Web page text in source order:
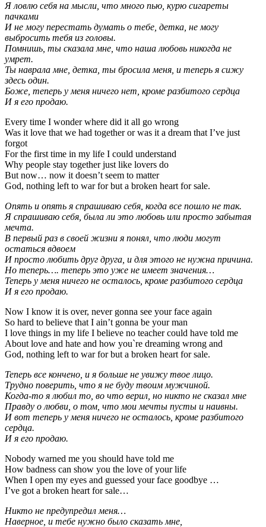
Я ловлю себя на мысли, что много пью, курю сигареты
пачками
И не могу перестать думать о тебе, детка, не могу
выбросить тебя из головы.
Помнишь, ты сказала мне, что наша любовь никогда не
умрет.
Ты наврала мне, детка, ты бросила меня, и теперь я сижу
здесь один.
Боже, теперь у меня ничего нет, кроме разбитого сердца
И я его продаю.
Every time I wonder where did it all go wrong
Was it love that we had together or was it a dream that I’ve just
forgot
For the first time in my life I could understand
Why people stay together just like lovers do
But now… now it doesn’t seem to matter
God, nothing left to war for but a broken heart for sale.
Опять и опять я спрашиваю себя, когда все пошло не так.
Я спрашиваю себя, была ли это любовь или просто забытая
мечта.
В первый раз в своей жизни я понял, что люди могут
остаться вдвоем
И просто любить друг друга, и для этого не нужна причина.
Но теперь…. теперь это уже не имеет значения…
Теперь у меня ничего не осталось, кроме разбитого сердца
И я его продаю.
Now I know it is over, never gonna see your face again
So hard to believe that I ain’t gonna be your man
I love things in my life I believe no teacher could have told me
About love and hate and how you`re dreaming wrong and
God, nothing left to war for but a broken heart for sale.
Теперь все кончено, и я больше не увижу твое лицо.
Трудно поверить, что я не буду твоим мужчиной.
Когда-то я любил то, во что верил, но никто не сказал мне
Правду о любви, о том, что мои мечты пусты и наивны.
И вот теперь у меня ничего не осталось, кроме разбитого
сердца.
И я его продаю.
Nobody warned me you should have told me
How badness can show you the love of your life
When I open my eyes and guessed your face goodbye …
I’ve got a broken heart for sale…
Никто не предупредил меня…
Наверное, и тебе нужно было сказать мне,